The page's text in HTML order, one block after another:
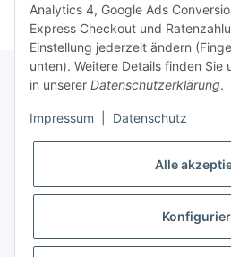
Informationen
Gesetzliche Informationen
Vertrag
Analytics 4, Google Ads
Express Checkout und
Einstellung jederzeit ändern
unten). Weitere Details finden Sie
in unserer Datenschutzerklärung.
Impressum Datenschutz
Alle